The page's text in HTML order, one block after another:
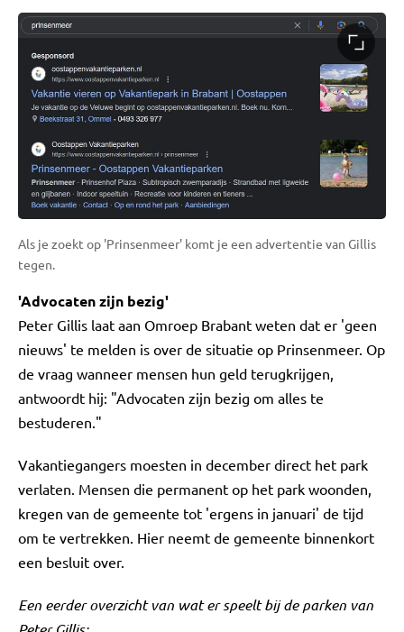
Als je zoekt op 'Prinsenmeer' komt je een advertentie van Gillis
tegen.
'Advocaten zijn bezig'
Peter Gillis laat aan Omroep Brabant weten dat er 'geen
nieuws' te melden is over de situatie op Prinsenmeer. Op
de vraag wanneer mensen hun geld terugkrijgen,
antwoordt hij: "Advocaten zijn bezig om alles te
bestuderen."
Vakantiegangers moesten in december direct het park
verlaten. Mensen die permanent op het park woonden,
kregen van de gemeente tot 'ergens in januari' de tijd
om te vertrekken. Hier neemt de gemeente binnenkort
een besluit over.
Een eerder overzicht van wat er speelt bij de parken van